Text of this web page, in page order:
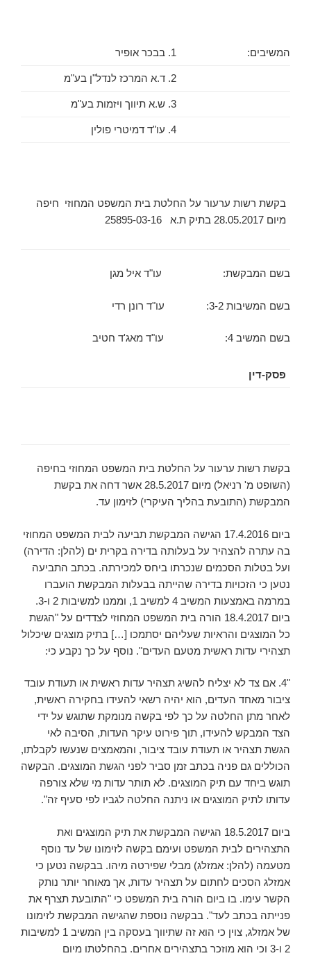
המשיבים: 1. בבכר אופיר
2. ד.א המרכז לנדל"ן בע"מ
3. ש.א תיווך ויזמות בע"מ
4. עו"ד דמיטרי פולין
בקשת רשות ערעור על החלטת בית המשפט המחוזי חיפה
בשם המבקשת: עו"ד איל מגן
בשם המשיבות 3-2: עו"ד רונן רדי
בשם המשיב 4: עו"ד מאג'ד חטיב
פסק-דין
בקשת רשות ערעור על החלטת בית המשפט המחוזי בחיפה
(השופט מ' רניאל) מיום 28.5.2017 אשר דחה את בקשת
המבקשת (התובעת בהליך העיקרי) לזימון עד.
ביום 17.4.2016 הגישה המבקשת תביעה לבית המשפט המחוזי
בה עתרה להצהיר על בעלותה בדירה בקרית ים (להלן: הדירה)
ועל בטלות הסכמים שנכרתו ביחס למכירתה. בכתב התביעה
נטען כי הזכויות בדירה שהייתה בבעלות המבקשת הועברו
במרמה באמצעות המשיב 4 למשיב 1, וממנו למשיבות 2 ו-3.
ביום 18.4.2017 הורה בית המשפט המחוזי לצדדים על "הגשת
כל המוצגים והראיות שעליהם יסתמכו […] בתיק מוצגים שיכלול
תצהירי עדות ראשית מטעם העדים". נוסף על כך נקבע כי:
"4. אם צד לא יצליח להשיג תצהיר עדות ראשית או תעודת עובד
ציבור מאחד העדים, הוא יהיה רשאי להעידו בחקירה ראשית,
לאחר מתן החלטה על כך לפי בקשה מנומקת שתוגש על ידי
הצד המבקש להעידו, תוך פירוט עיקר העדות, הסיבה לאי
הגשת תצהיר או תעודת עובד ציבור, והמאמצים שנעשו לקבלתו,
הכוללים גם פניה בכתב זמן סביר לפני הגשת המוצגים. הבקשה
תוגש ביחד עם תיק המוצגים. לא תותר עדות מי שלא צורפה
עדותו לתיק המוצגים או ניתנה החלטה לגביו לפי סעיף זה".
ביום 18.5.2017 הגישה המבקשת את תיק המוצגים ואת
התצהירים לבית המשפט ועימם בקשה לזימונו של עד נוסף
מטעמה (להלן: אמזלג) מבלי שפירטה מיהו. בבקשה נטען כי
אמזלג הסכים לחתום על תצהיר עדות, אך מאוחר יותר נותק
הקשר עימו. בו ביום הורה בית המשפט כי "התובעת תצרף את
פנייתה בכתב לעד". בבקשה נוספת שהגישה המבקשת לזימונו
של אמזלג, צוין כי הוא זה שתיווך בעסקה בין המשיב 1 למשיבות
2 ו-3 וכי הוא מוזכר בתצהירים אחרים. בהחלטתו מיום